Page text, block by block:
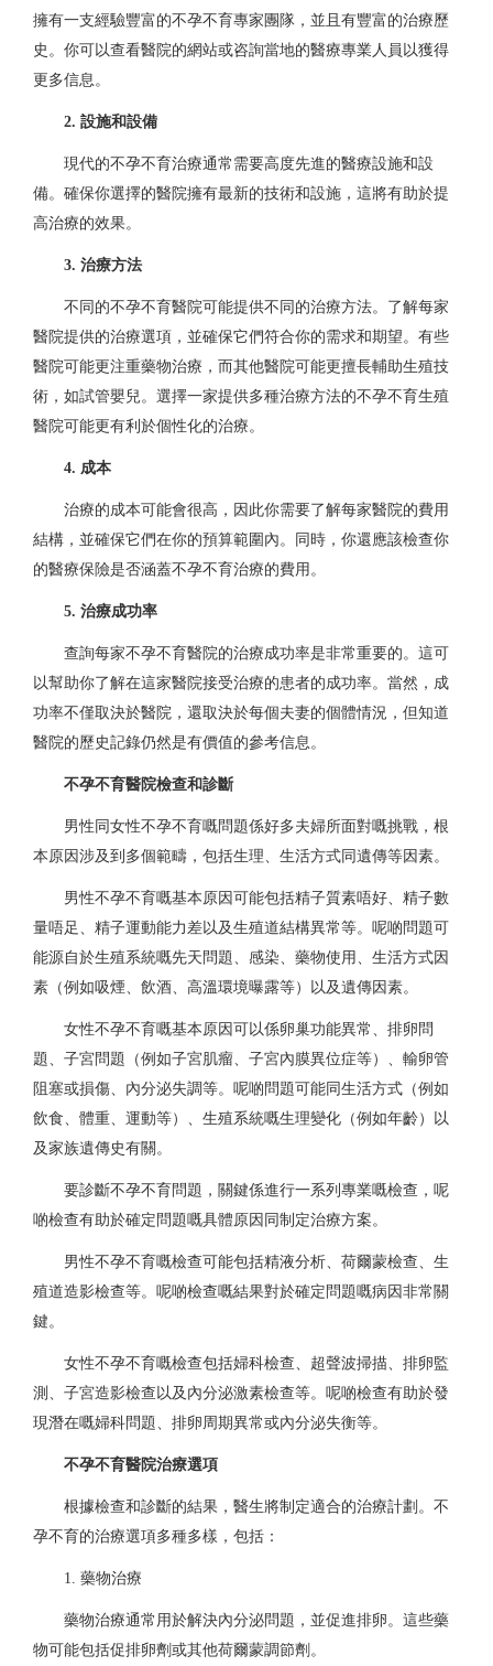
擁有一支經驗豐富的不孕不育專家團隊，並且有豐富的治療歷
史。你可以查看醫院的網站或咨詢當地的醫療專業人員以獲得
更多信息。
2. 設施和設備
現代的不孕不育治療通常需要高度先進的醫療設施和設
備。確保你選擇的醫院擁有最新的技術和設施，這將有助於提
高治療的效果。
3. 治療方法
不同的不孕不育醫院可能提供不同的治療方法。了解每家
醫院提供的治療選項，並確保它們符合你的需求和期望。有些
醫院可能更注重藥物治療，而其他醫院可能更擅長輔助生殖技
術，如試管嬰兒。選擇一家提供多種治療方法的不孕不育生殖
醫院可能更有利於個性化的治療。
4. 成本
治療的成本可能會很高，因此你需要了解每家醫院的費用
結構，並確保它們在你的預算範圍內。同時，你還應該檢查你
的醫療保險是否涵蓋不孕不育治療的費用。
5. 治療成功率
查詢每家不孕不育醫院的治療成功率是非常重要的。這可
以幫助你了解在這家醫院接受治療的患者的成功率。當然，成
功率不僅取決於醫院，還取決於每個夫妻的個體情況，但知道
醫院的歷史記錄仍然是有價值的參考信息。
不孕不育醫院檢查和診斷
男性同女性不孕不育嘅問題係好多夫婦所面對嘅挑戰，根
本原因涉及到多個範疇，包括生理、生活方式同遺傳等因素。
男性不孕不育嘅基本原因可能包括精子質素唔好、精子數
量唔足、精子運動能力差以及生殖道結構異常等。呢啲問題可
能源自於生殖系統嘅先天問題、感染、藥物使用、生活方式因
素（例如吸煙、飲酒、高溫環境曝露等）以及遺傳因素。
女性不孕不育嘅基本原因可以係卵巢功能異常、排卵問
題、子宮問題（例如子宮肌瘤、子宮內膜異位症等）、輸卵管
阻塞或損傷、內分泌失調等。呢啲問題可能同生活方式（例如
飲食、體重、運動等）、生殖系統嘅生理變化（例如年齡）以
及家族遺傳史有關。
要診斷不孕不育問題，關鍵係進行一系列專業嘅檢查，呢
啲檢查有助於確定問題嘅具體原因同制定治療方案。
男性不孕不育嘅檢查可能包括精液分析、荷爾蒙檢查、生
殖道造影檢查等。呢啲檢查嘅結果對於確定問題嘅病因非常關
鍵。
女性不孕不育嘅檢查包括婦科檢查、超聲波掃描、排卵監
測、子宮造影檢查以及內分泌激素檢查等。呢啲檢查有助於發
現潛在嘅婦科問題、排卵周期異常或內分泌失衡等。
不孕不育醫院治療選項
根據檢查和診斷的結果，醫生將制定適合的治療計劃。不
孕不育的治療選項多種多樣，包括：
1. 藥物治療
藥物治療通常用於解決內分泌問題，並促進排卵。這些藥
物可能包括促排卵劑或其他荷爾蒙調節劑。